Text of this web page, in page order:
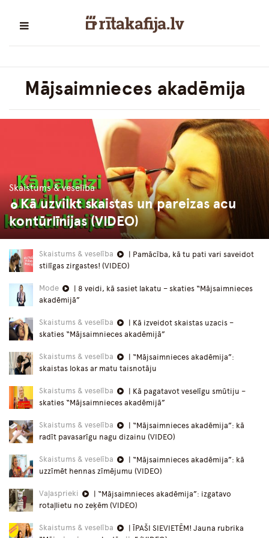
Mājsaimnieces akadēmija
Skaistums & veselība
Kā uzvilkt skaistas un pareizas acu
kontūrlīnijas (VIDEO)
Skaistums & veselība
| Pamācība, kā tu pati vari saveidot
stilīgas zirgastes! (VIDEO)
Mode
| 8 veidi, kā sasiet lakatu – skaties “Mājsaimnieces
akadēmijā”
Skaistums & veselība
| Kā izveidot skaistas uzacis –
skaties “Mājsaimnieces akadēmijā”
Skaistums & veselība
| “Mājsaimnieces akadēmija”:
skaistas lokas ar matu taisnotāju
Skaistums & veselība
| Kā pagatavot veselīgu smūtiju –
skaties “Mājsaimnieces akadēmijā”
Skaistums & veselība
| “Mājsaimnieces akadēmija”: kā
radīt pavasarīgu nagu dizainu (VIDEO)
Skaistums & veselība
| “Mājsaimnieces akadēmija”: kā
uzzīmēt hennas zīmējumu (VIDEO)
Vaļasprieki
| “Mājsaimnieces akadēmija”: izgatavo
rotaļlietu no zeķēm (VIDEO)
Skaistums & veselība
| ĪPAŠI SIEVIETĒM! Jauna rubrika